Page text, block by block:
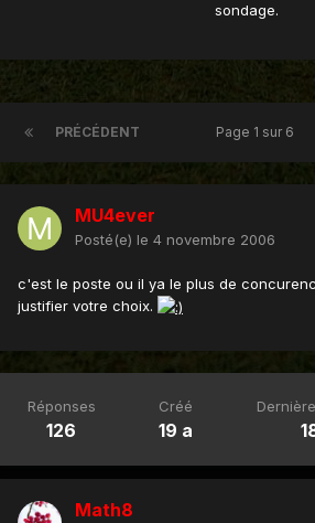
sondage.
PRÉCÉDENT Page 1 sur 6
MU4ever
Posté(e) le 4 novembre 2006
c'est le poste ou il ya le plus de
justifier votre choix.
Réponses
126
Créé
19 a
Math8